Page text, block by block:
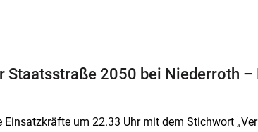
Staatsstraße 2050 bei Niederroth –
um 22.33 Uhr mit dem Stichwort